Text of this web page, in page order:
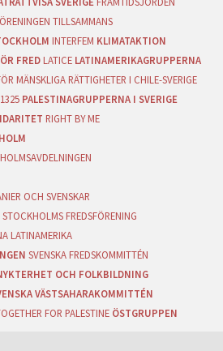
TILLSAMMANS
INTERFEM KLIMATAKTION
FRED LATICE LATINAMERIKAGRUPPERNA
MÄNSKLIGA RÄTTIGHETER I CHILE-SVERIGE
PALESTINAGRUPPERNA I SVERIGE
RIGHT BY ME
OCH SVENSKAR
STOCKHOLMS FREDSFÖRENING
LATINAMERIKA
SVENSKA FREDSKOMMITTÉN
OCH FOLKBILDNING
VÄSTSAHARAKOMMITTÉN
FOR PALESTINE ÖSTGRUPPEN